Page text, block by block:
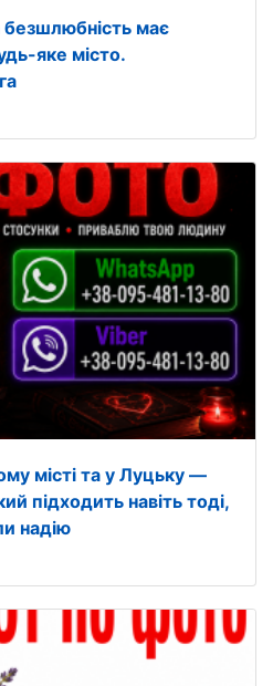
має
яке місто.
місті та у Луцьку —
підходить навіть тоді,
надію